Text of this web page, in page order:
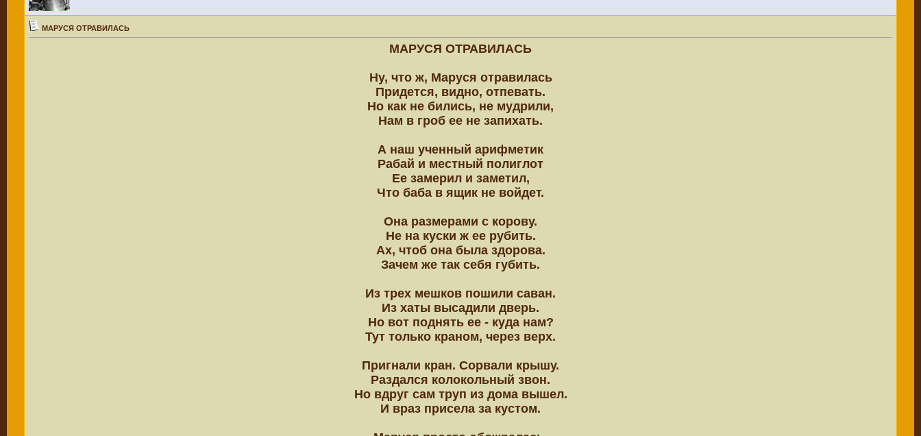
МАРУСЯ ОТРАВИЛАСЬ
МАРУСЯ ОТРАВИЛАСЬ
Ну, что ж, Маруся отравилась
Придется, видно, отпевать.
Но как не бились, не мудрили,
Нам в гроб ее не запихать.
А наш ученный арифметик
Рабай и местный полиглот
Ее замерил и заметил,
Что баба в ящик не войдет.
Она размерами с корову.
Не на куски ж ее рубить.
Ах, чтоб она была здорова.
Зачем же так себя губить.
Из трех мешков пошили саван.
Из хаты высадили дверь.
Но вот поднять ее - куда нам?
Тут только краном, через верх.
Пригнали кран. Сорвали крышу.
Раздался колокольный звон.
Но вдруг сам труп из дома вышел.
И враз присела за кустом.